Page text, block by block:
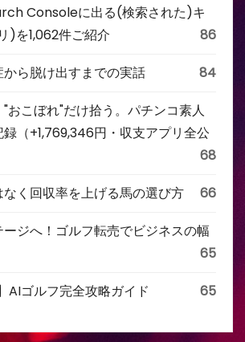
Consoleに出る(検索された)キ
)を1,062件ご紹介
86
ら脱け出すまでの実話 84
おこぼれ"だけ拾う。パチンコ素人
（+1,769,346円・収支アプリ全公
68
く回収率を上げる馬の選び方 66
ジへ！ゴルフ転売でビジネスの幅
65
AIゴルフ完全攻略ガイド 65